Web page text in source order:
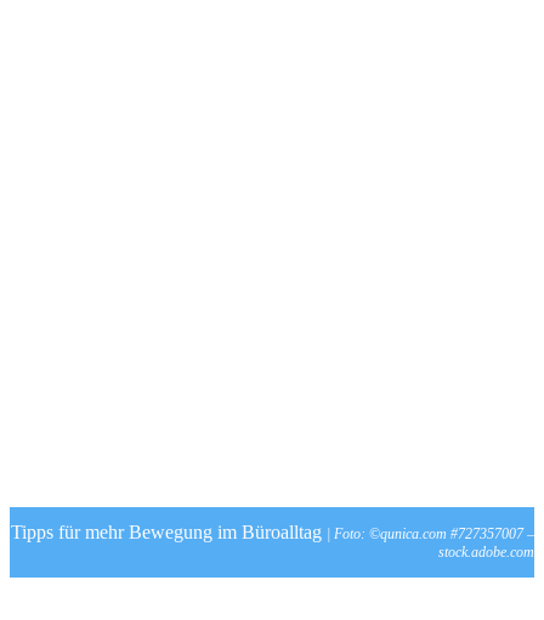
Tipps für mehr Bewegung im Büroalltag
| Foto: ©qunica.com #727357007 –
stock.adobe.com